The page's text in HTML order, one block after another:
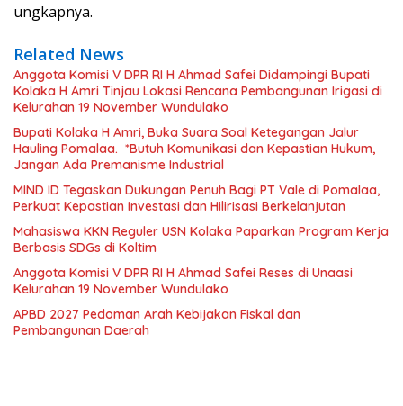
ungkapnya.
Related News
Anggota Komisi V DPR RI H Ahmad Safei Didampingi Bupati
Kolaka H Amri Tinjau Lokasi Rencana Pembangunan Irigasi di
Kelurahan 19 November Wundulako
Bupati Kolaka H Amri, Buka Suara Soal Ketegangan Jalur
Hauling Pomalaa. *Butuh Komunikasi dan Kepastian Hukum,
Jangan Ada Premanisme Industrial
MIND ID Tegaskan Dukungan Penuh Bagi PT Vale di Pomalaa,
Perkuat Kepastian Investasi dan Hilirisasi Berkelanjutan
Mahasiswa KKN Reguler USN Kolaka Paparkan Program Kerja
Berbasis SDGs di Koltim
Anggota Komisi V DPR RI H Ahmad Safei Reses di Unaasi
Kelurahan 19 November Wundulako
APBD 2027 Pedoman Arah Kebijakan Fiskal dan
Pembangunan Daerah